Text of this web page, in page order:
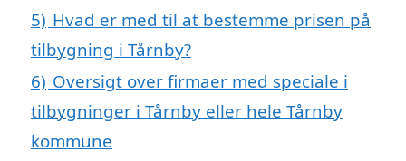
5) Hvad er med til at bestemme prisen på
tilbygning i Tårnby?
6) Oversigt over firmaer med speciale i
tilbygninger i Tårnby eller hele Tårnby
kommune